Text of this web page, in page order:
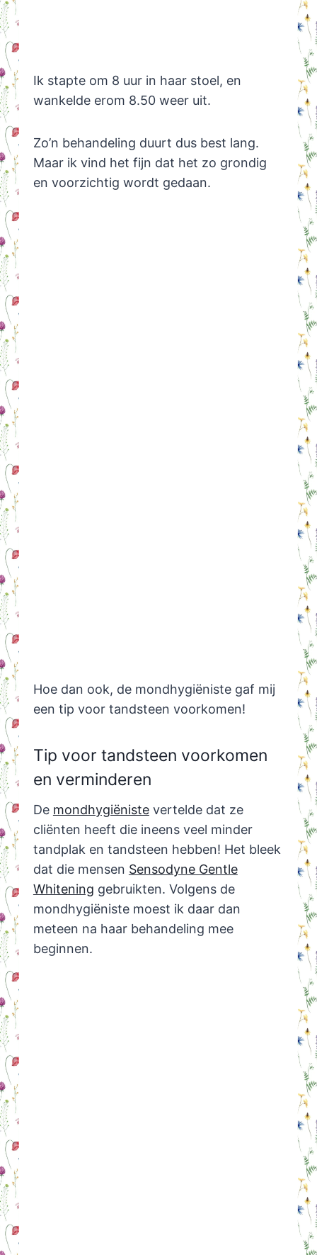
Ik stapte om 8 uur in haar stoel, en
wankelde erom 8.50 weer uit.
Zo’n behandeling duurt dus best lang.
Maar ik vind het fijn dat het zo grondig
en voorzichtig wordt gedaan.
Hoe dan ook, de mondhygiëniste gaf mij
een tip voor tandsteen voorkomen!
Tip voor tandsteen voorkomen
en verminderen
De mondhygiënistevertelde dat ze
cliënten heeft die ineens veel minder
tandplak en tandsteen hebben! Het bleek
dat die mensen Sensodyne Gentle
Whitening gebruikten. Volgens de
mondhygiëniste moest ik daar dan
meteen na haar behandeling mee
beginnen.